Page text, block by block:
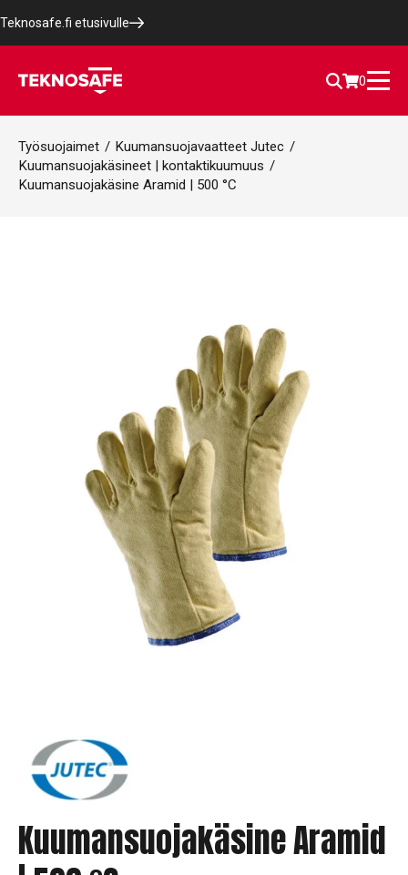
Teknosafe.fi etusivulle
0
Työsuojaimet / Kuumansuojavaatteet Jutec /
Kuumansuojakäsineet | kontaktikuumuus /
Kuumansuojakäsine Aramid | 500 °C
Kuumansuojakäsine Aramid